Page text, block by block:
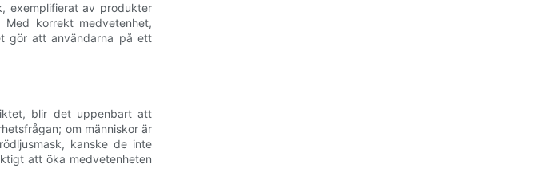
exemplifierat av produkter
korrekt medvetenhet,
gör att användarna på ett
blir det uppenbart att
om människor är
kanske de inte
att öka medvetenheten